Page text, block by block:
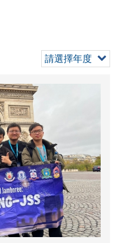
請選擇年度